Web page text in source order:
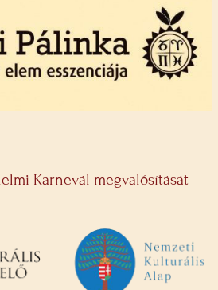
Karnevál megvalósítását